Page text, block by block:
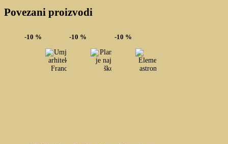
Povezani proizvodi
-10 % -10 % -10 %